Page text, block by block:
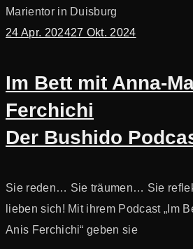
24 Apr. 202427 Okt. 2024
Im Bett mit Anna-
Ferchichi
Der Bushido
Sie reden… Sie träumen… Sie
lieben sich! Mit ihrem Podcast „Im
Anis Ferchichi“ geben sie